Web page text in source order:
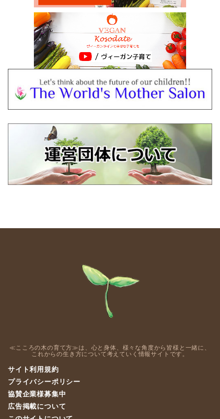
≪こころの木の育て方≫は、心と身体、様々な角度から皆様と一緒に、
これからの生き方について考えていく情報サイトです。
サイト利用規約
プライバシーポリシー
協賛企業様募集中
広告掲載について